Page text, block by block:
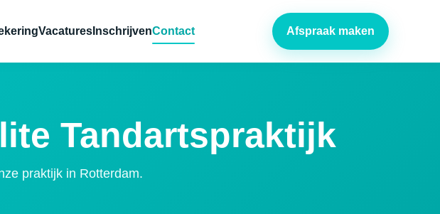
VacaturesInschrijvenContact Afspraak maken
Tandartspraktijk
praktijk in Rotterdam.